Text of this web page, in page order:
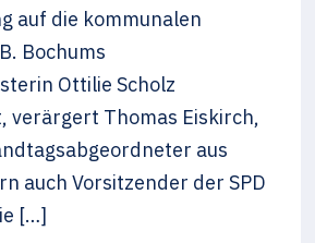
auf die kommunalen
Bochums
Ottilie Scholz
verärgert Thomas Eiskirch,
aus
auch Vorsitzender der SPD
[…]